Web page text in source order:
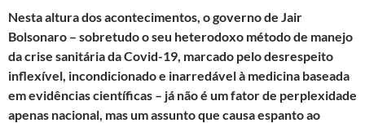
d
o
n
b
o
o
k
s
A
p
p
Nesta altura dos acontecimentos, o governo de Jair
Bolsonaro – sobretudo o seu heterodoxo método de manejo
da crise sanitária da Covid-19, marcado pelo desrespeito
inflexível, incondicionado e inarredável à medicina baseada
em evidências científicas – já não é um fator de perplexidade
apenas nacional, mas um assunto que causa espanto ao